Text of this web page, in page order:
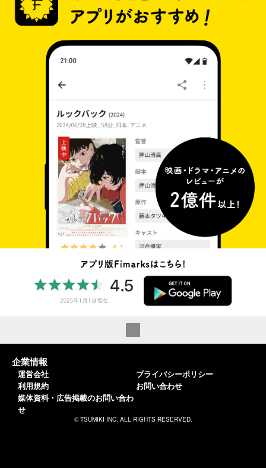
企業情報
運営会社
利用規約
媒体資料・広告掲載のお問い合わ
せ
プライバシーポリシー
お問い合わせ
© TSUMIKI INC. ALL RIGHTS RESERVED.